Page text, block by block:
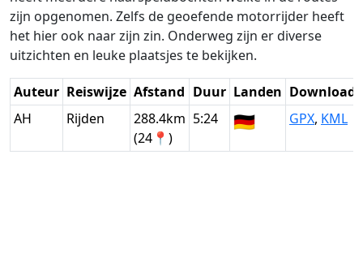
zijn opgenomen. Zelfs de geoefende motorrijder heeft
het hier ook naar zijn zin. Onderweg zijn er diverse
uitzichten en leuke plaatsjes te bekijken.
Auteur Reiswijze Afstand Duur Landen Download
AH
Rijden
288.4km
(24📍)
5:24 🇩🇪 GPX, KML